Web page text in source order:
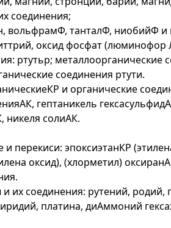
соединения;
вольфрамФ, танталФ, ниобийФ и
оксид фосфат (люминофор
ртутьр; металлоорганические
соединения ртути.
и органические
гептаникель
никеля солиАК.
перекиси: эпоксиэтанКР
оксид), (хлорметил)
их соединения: рутений,
платина, диАммоний